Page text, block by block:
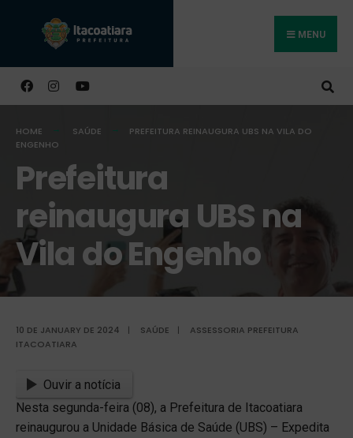
MENU
HOME SAÚDE
PREFEITURA REINAUGURA UBS NA VILA DO
ENGENHO
Prefeitura
reinaugura UBS na
Vila do Engenho
10 DE JANUARY DE 2024 | SAÚDE |
ASSESSORIA PREFEITURA
ITACOATIARA
Ouvir a notícia
Nesta segunda-feira (08), a Prefeitura de Itacoatiara
reinaugurou a Unidade Básica de Saúde (UBS) – Expedita
Buscar